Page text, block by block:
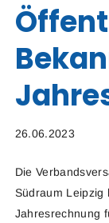
26.06.2023
Die
Südraum Leipzig
Jahresrechnung